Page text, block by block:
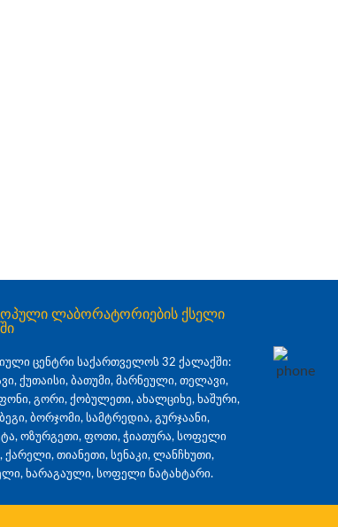
ლაბორატორიების ქსელი
ცენტრი საქართველოს 32 ქალაქში:
ქუთაისი, ბათუმი, მარნეული, თელავი,
გორი, ქობულეთი, ახალციხე, ხაშური,
ბორჯომი, სამტრედია, გურჯაანი,
ოზურგეთი, ფოთი, ჭიათურა, სოფელი
ქარელი, თიანეთი, სენაკი, ლანჩხუთი,
ხარაგაული, სოფელი ნატახტარი.